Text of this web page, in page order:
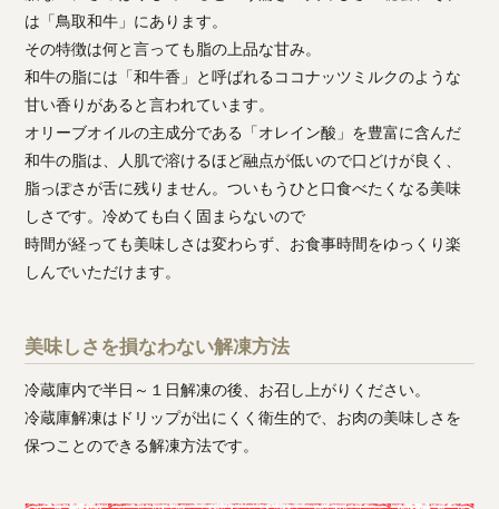
は「鳥取和牛」にあります。
その特徴は何と言っても脂の上品な甘み。
和牛の脂には「和牛香」と呼ばれるココナッツミルクのような
甘い香りがあると言われています。
オリーブオイルの主成分である「オレイン酸」を豊富に含んだ
和牛の脂は、人肌で溶けるほど融点が低いので口どけが良く、
脂っぽさが舌に残りません。ついもうひと口食べたくなる美味
しさです。冷めても白く固まらないので
時間が経っても美味しさは変わらず、お食事時間をゆっくり楽
しんでいただけます。
美味しさを損なわない解凍方法
冷蔵庫内で半日～１日解凍の後、お召し上がりください。
冷蔵庫解凍はドリップが出にくく衛生的で、お肉の美味しさを
保つことのできる解凍方法です。